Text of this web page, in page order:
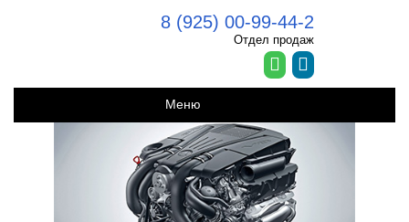
8 (925) 00-99-44-2
Отдел продаж
Меню